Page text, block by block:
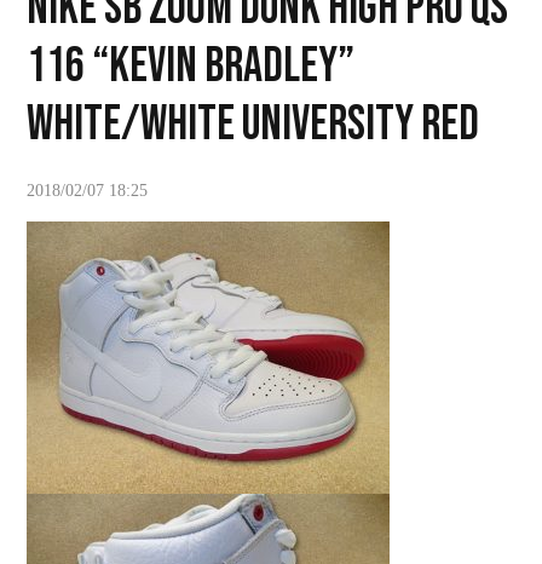
116 “KEVIN BRADLEY”
WHITE/WHITE UNIVERSITY RED
2018/02/07 18:25